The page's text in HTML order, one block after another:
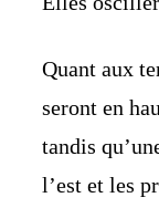
Quant aux
seront en
tandis
l’est et les